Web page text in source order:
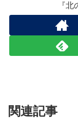
『
関連記事